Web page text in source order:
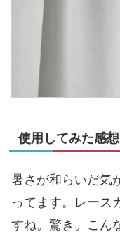
使用してみた感想
暑さが和らいだ気
ってます。レース
すね。驚き。こん